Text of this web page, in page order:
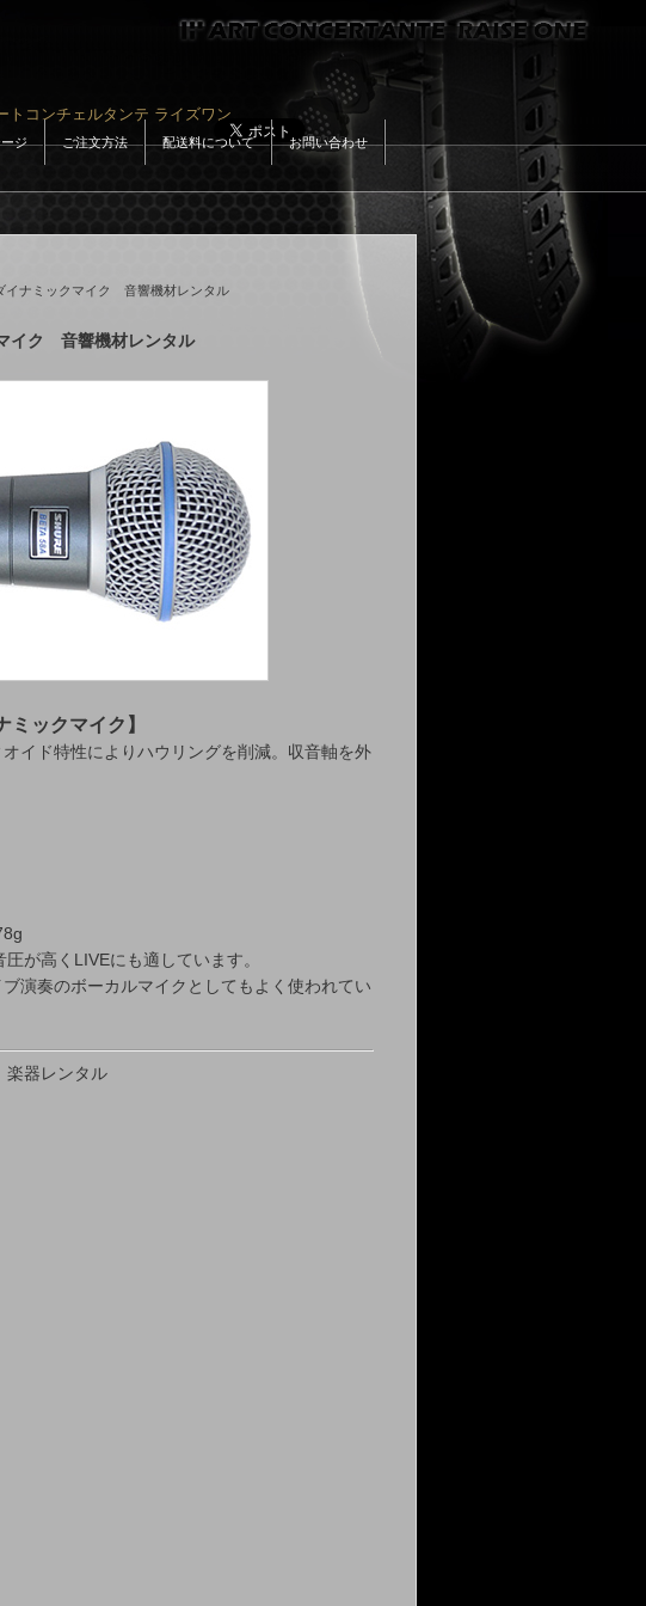
コンチェルタンテ ライズワン
Google+
ジ ご注文方法 配送料について お問い合わせ
イナミックマイク 音響機材レンタル
イク 音響機材レンタル
ックマイク】
イド特性によりハウリングを削減。収音軸を外
が高くLIVEにも適しています。
演奏のボーカルマイクとしてもよく使われてい
器レンタル